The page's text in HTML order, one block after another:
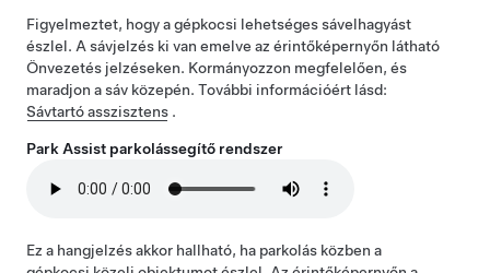
Figyelmeztet, hogy a gépkocsi lehetséges sávelhagyást
észlel. A sávjelzés ki van emelve az érintőképernyőn látható
Önvezetés jelzéseken. Kormányozzon megfelelően, és
maradjon a sáv közepén. További információért lásd:
Sávtartó asszisztens .
Park Assist parkolássegítő rendszer
Ez a hangjelzés akkor hallható, ha parkolás közben a